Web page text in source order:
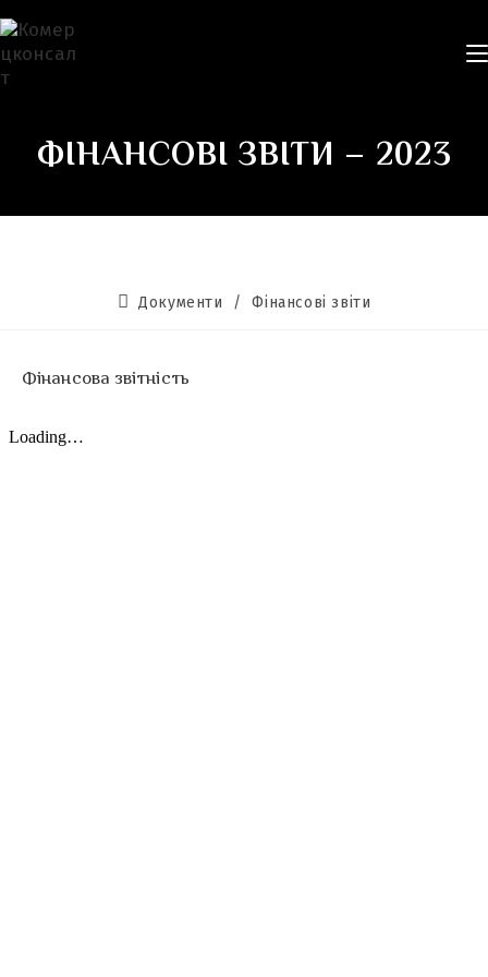
ФІНАНСОВІ ЗВІТИ – 2023
Документи / Фінансові звіти
Фінансова звітність